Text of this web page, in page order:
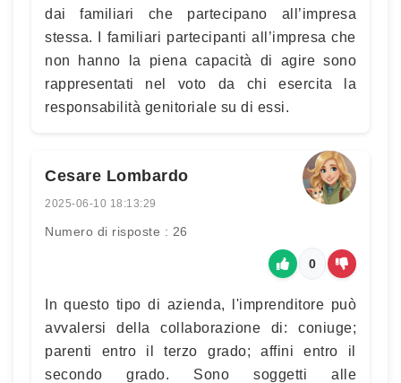
dai familiari che partecipano all’impresa
stessa. I familiari partecipanti all’impresa che
non hanno la piena capacità di agire sono
rappresentati nel voto da chi esercita la
responsabilità genitoriale su di essi.
Cesare Lombardo
2025-06-10 18:13:29
Numero di risposte : 26
0
In questo tipo di azienda, l'imprenditore può
avvalersi della collaborazione di: coniuge;
parenti entro il terzo grado; affini entro il
secondo grado. Sono soggetti alle